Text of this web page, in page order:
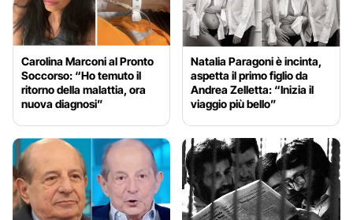
Carolina Marconi al Pronto
Soccorso: “Ho temuto il
ritorno della malattia, ora
nuova diagnosi”
Natalia Paragoni è incinta,
aspetta il primo figlio da
Andrea Zelletta: “Inizia il
viaggio più bello”